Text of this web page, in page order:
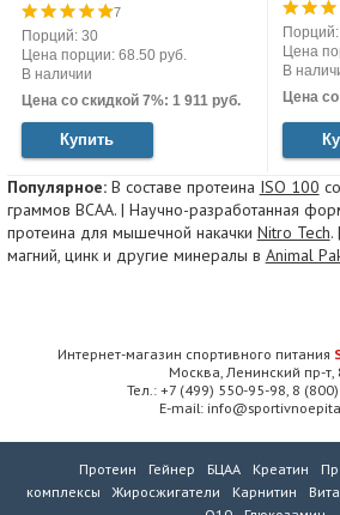
7
Порций: 30
Цена порции: 68.50 руб.
В наличии
Цена со скидкой 7%: 1 911 руб.
Купить
Цена
В
Цена со
Популярное:В составе протеина ISO 100
граммов BCAA. | Научно-разработанная
протеина для мышечной накачки Nitro Tech.
магний, цинк и другие минералы в Animal
Интернет-магазин спортивного питания
Москва, Ленинский пр-т,
Тел.: +7 (499) 550-95-98, 8
E-mail:
Протеин Гейнер БЦАА Креатин
комплексы
Жиросжигатели Карнитин